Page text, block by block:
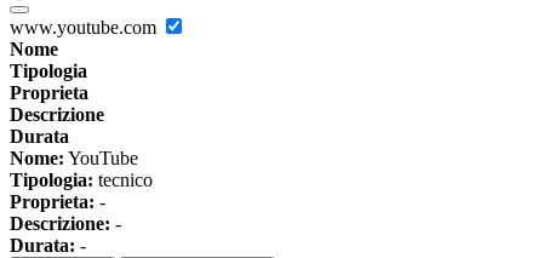
www.youtube.com
Nome
Tipologia
Proprieta
Descrizione
Durata
Nome: YouTube
Tipologia: tecnico
Proprieta: -
Descrizione: -
Durata: -